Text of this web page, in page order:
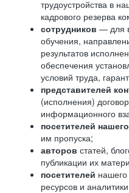
трудоустройства в
кадрового резерва
сотрудников — для
обучения,
результатов
обеспечения
условий труда,
представителей
(исполнения)
информационного
посетителей
им пропуска;
авторов статей,
публикации их
посетителей
ресурсов и